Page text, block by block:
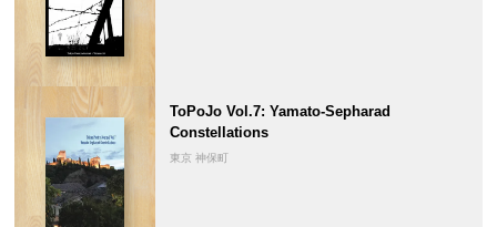
ToPoJo Vol.7: Yamato-Sepharad
Constellations
東京 神保町